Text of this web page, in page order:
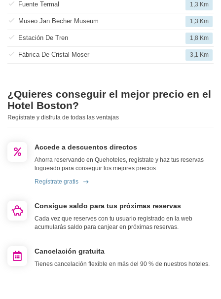
Fuente Termal 1,3 Km
Museo Jan Becher Museum 1,3 Km
Estación De Tren 1,8 Km
Fábrica De Cristal Moser 3,1 Km
¿Quieres conseguir el mejor precio en el
Hotel Boston?
Regístrate y disfruta de todas las ventajas
Accede a descuentos directos
Ahorra reservando en Quehoteles, regístrate y haz tus reservas
logueado para conseguir los mejores precios.
Regístrate gratis
Consigue saldo para tus próximas reservas
Cada vez que reserves con tu usuario registrado en la web
acumularás saldo para canjear en próximas reservas.
Cancelación gratuita
Tienes cancelación flexible en más del 90 % de nuestros hoteles.